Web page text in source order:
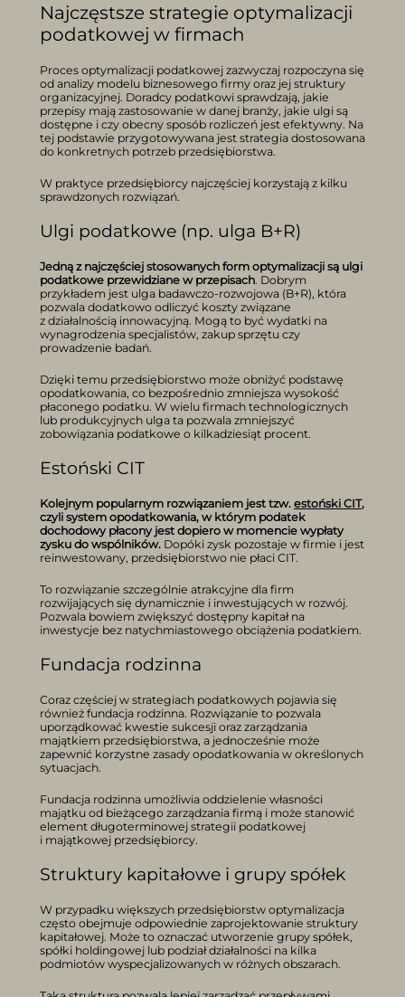
Najczęstsze strategie optymalizacji
podatkowej w firmach
Proces optymalizacji podatkowej zazwyczaj rozpoczyna się
od analizy modelu biznesowego firmy oraz jej struktury
organizacyjnej. Doradcy podatkowi sprawdzają, jakie
przepisy mają zastosowanie w danej branży, jakie ulgi są
dostępne i czy obecny sposób rozliczeń jest efektywny. Na
tej podstawie przygotowywana jest strategia dostosowana
do konkretnych potrzeb przedsiębiorstwa.
W praktyce przedsiębiorcy najczęściej korzystają z kilku
sprawdzonych rozwiązań.
Ulgi podatkowe (np. ulga B+R)
Jedną z najczęściej stosowanych form optymalizacji są ulgi
podatkowe przewidziane w przepisach. Dobrym
przykładem jest ulga badawczo-rozwojowa (B+R), która
pozwala dodatkowo odliczyć koszty związane
z działalnością innowacyjną. Mogą to być wydatki na
wynagrodzenia specjalistów, zakup sprzętu czy
prowadzenie badań.
Dzięki temu przedsiębiorstwo może obniżyć podstawę
opodatkowania, co bezpośrednio zmniejsza wysokość
płaconego podatku. W wielu firmach technologicznych
lub produkcyjnych ulga ta pozwala zmniejszyć
zobowiązania podatkowe o kilkadziesiąt procent.
Estoński CIT
Kolejnym popularnym rozwiązaniem jest tzw. estoński CIT,
czyli system opodatkowania, w którym podatek
dochodowy płacony jest dopiero w momencie wypłaty
zysku do wspólników. Dopóki zysk pozostaje w firmie i jest
reinwestowany, przedsiębiorstwo nie płaci CIT.
To rozwiązanie szczególnie atrakcyjne dla firm
rozwijających się dynamicznie i inwestujących w rozwój.
Pozwala bowiem zwiększyć dostępny kapitał na
inwestycje bez natychmiastowego obciążenia podatkiem.
Fundacja rodzinna
Coraz częściej w strategiach podatkowych pojawia się
również fundacja rodzinna. Rozwiązanie to pozwala
uporządkować kwestie sukcesji oraz zarządzania
majątkiem przedsiębiorstwa, a jednocześnie może
zapewnić korzystne zasady opodatkowania w określonych
sytuacjach.
Fundacja rodzinna umożliwia oddzielenie własności
majątku od bieżącego zarządzania firmą i może stanowić
element długoterminowej strategii podatkowej
i majątkowej przedsiębiorcy.
Struktury kapitałowe i grupy spółek
W przypadku większych przedsiębiorstw optymalizacja
często obejmuje odpowiednie zaprojektowanie struktury
kapitałowej. Może to oznaczać utworzenie grupy spółek,
spółki holdingowej lub podział działalności na kilka
podmiotów wyspecjalizowanych w różnych obszarach.